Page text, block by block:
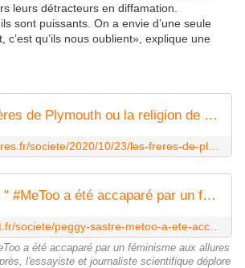
leurs détracteurs en diffamation.
sont puissants. On a envie d’une seule
c’est qu’ils nous oublient», explique une
Rhône. Les Frères de Plymouth ou la religion de l'entre-soi
Peggy Sastre : " #MeToo a été accaparé par un féminisme aux allures de religion "
a été accaparé par un féminisme aux allures
l'essayiste et journaliste scientifique déplore